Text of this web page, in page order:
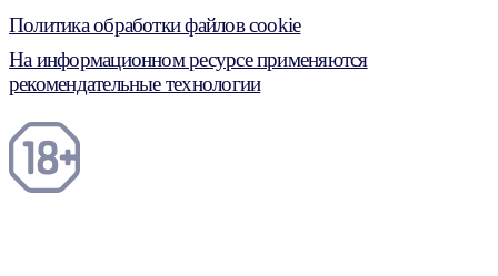
Политика обработки файлов cookie
На информационном ресурсе применяются
рекомендательные технологии